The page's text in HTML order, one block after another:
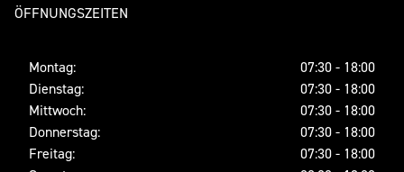
ÖFFNUNGSZEITEN
Montag:
07:30 - 18:00
Dienstag:
07:30 - 18:00
Mittwoch:
07:30 - 18:00
Donnerstag:
07:30 - 18:00
Freitag:
07:30 - 18:00